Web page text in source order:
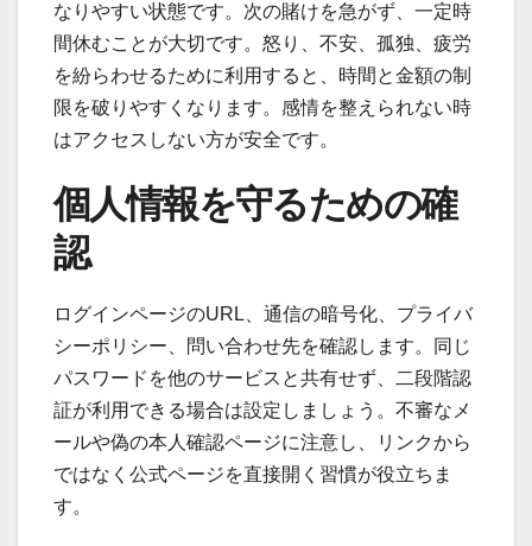
なりやすい状態です。次の賭けを急がず、一定時
間休むことが大切です。怒り、不安、孤独、疲労
を紛らわせるために利用すると、時間と金額の制
限を破りやすくなります。感情を整えられない時
はアクセスしない方が安全です。
個人情報を守るための確
認
ログインページのURL、通信の暗号化、プライバ
シーポリシー、問い合わせ先を確認します。同じ
パスワードを他のサービスと共有せず、二段階認
証が利用できる場合は設定しましょう。不審なメ
ールや偽の本人確認ページに注意し、リンクから
ではなく公式ページを直接開く習慣が役立ちま
す。